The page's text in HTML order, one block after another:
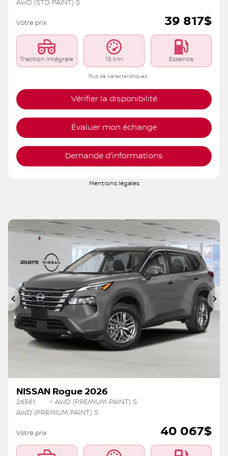
AWD (STD PAINT) S
Votre prix 39 817$
Traction intégrale 15 km Essence
Plus de caractéristiques
Vérifier la disponibilité
Évaluer mon échange
Demande d'informations
Mentions légales
Précédent
NISSAN Rogue 2026
26361
– AWD (PREMIUM PAINT) S
AWD (PREMIUM PAINT) S
Votre prix 40 067$